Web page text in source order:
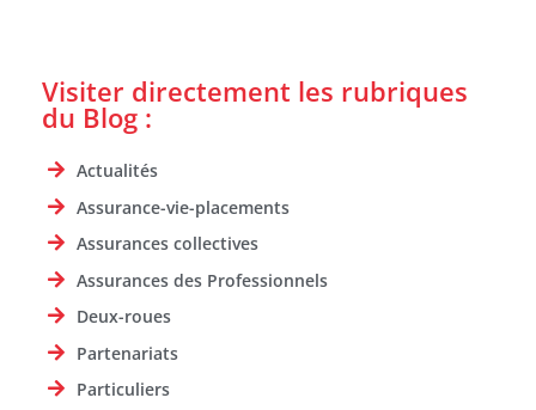
Visiter directement les rubriques
du Blog :
Actualités
Assurance-vie-placements
Assurances collectives
Assurances des Professionnels
Deux-roues
Partenariats
Particuliers